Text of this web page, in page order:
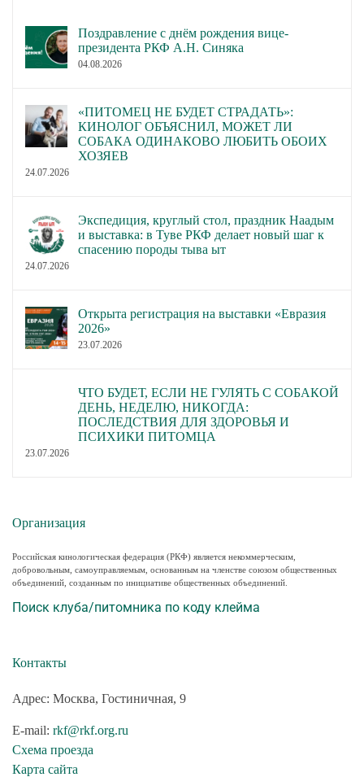
Поздравление с днём рождения вице-
президента РКФ А.Н. Синяка
04.08.2026
«ПИТОМЕЦ НЕ БУДЕТ СТРАДАТЬ»:
КИНОЛОГ ОБЪЯСНИЛ, МОЖЕТ ЛИ
СОБАКА ОДИНАКОВО ЛЮБИТЬ ОБОИХ
ХОЗЯЕВ
24.07.2026
Экспедиция, круглый стол, праздник Наадым
и выставка: в Туве РКФ делает новый шаг к
спасению породы тыва ыт
24.07.2026
Открыта регистрация на выставки «Евразия
2026»
23.07.2026
ЧТО БУДЕТ, ЕСЛИ НЕ ГУЛЯТЬ С СОБАКОЙ
ДЕНЬ, НЕДЕЛЮ, НИКОГДА:
ПОСЛЕДСТВИЯ ДЛЯ ЗДОРОВЬЯ И
ПСИХИКИ ПИТОМЦА
23.07.2026
Организация
Российская кинологическая федерация (РКФ) является некоммерческим,
добровольным, самоуправляемым, основанным на членстве союзом общественных
объединений, созданным по инициативе общественных объединений.
Поиск клуба/питомника по коду клейма
Контакты
Адрес: Москва, Гостиничная, 9
E-mail: rkf@rkf.org.ru
Схема проезда
Карта сайта